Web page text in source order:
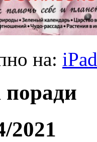
на: iPad
поради
2021